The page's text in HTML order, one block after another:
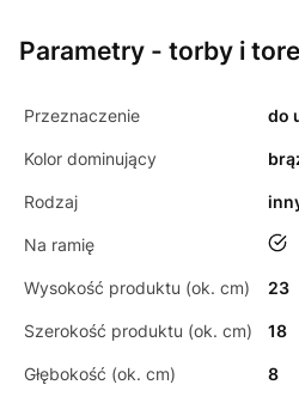
Parametry - torby i
Przeznaczenie do
Kolor dominujący
Rodzaj
Na ramię tak
Wysokość produktu (ok. cm) 23
Szerokość produktu (ok. cm) 18
Głębokość (ok. cm) 8